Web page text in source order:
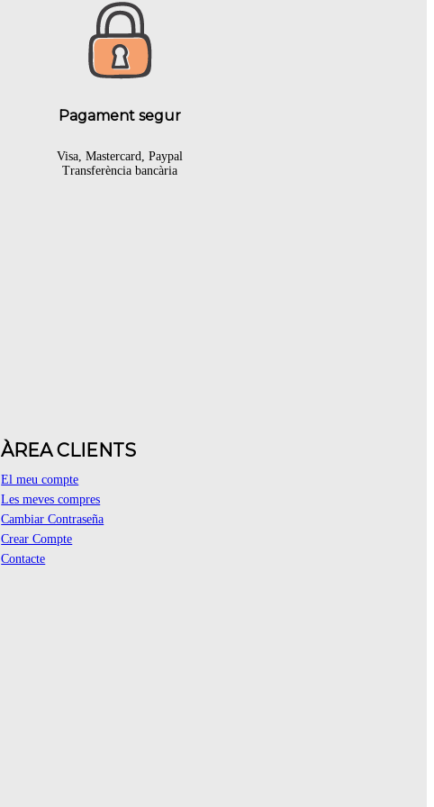
Pagament segur
Visa, Mastercard, Paypal
Transferència bancària
ÀREA CLIENTS
El meu compte
Les meves compres
Cambiar Contraseña
Crear Compte
Contacte